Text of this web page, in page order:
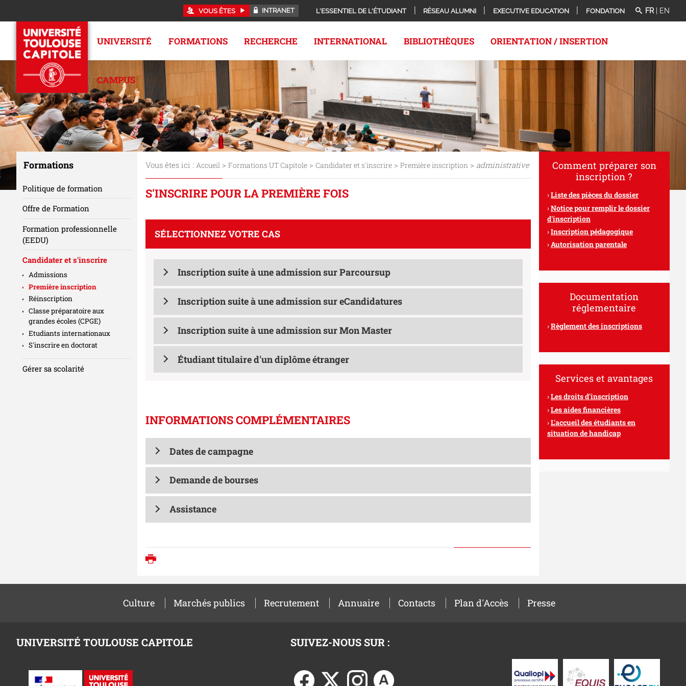
VOUS ÊTES INTRANET L'ESSENTIEL DE L'ÉTUDIANT RÉSEAU ALUMNI EXECUTIVE EDUCATION FONDATION FR EN
UNIVERSITÉ FORMATIONS RECHERCHE INTERNATIONAL BIBLIOTHÈQUES ORIENTATION / INSERTION
CAMPUS
Vous êtes ici : Accueil> Formations UT Capitole> Candidater et s'inscrire> Première inscription> administrative
S'INSCRIRE POUR LA PREMIÈRE FOIS
SÉLECTIONNEZ VOTRE CAS
Inscription suite à une admission sur Parcoursup
Inscription suite à une admission sur eCandidatures
Inscription suite à une admission sur Mon Master
Étudiant titulaire d'un diplôme étranger
INFORMATIONS COMPLÉMENTAIRES
Dates de campagne
Demande de bourses
Assistance
Comment préparer son
inscription ?
Liste des pièces du dossier
Notice pour remplir le dossier
d'inscription
Inscription pédagogique
Autorisation parentale
Documentation
réglementaire
Règlement des inscriptions
Services et avantages
Les droits d'inscription
Les aides financières
L'accueil des étudiants en
situation de handicap
Formations
Politique de formation
Offre de Formation
Formation professionnelle
(EEDU)
Candidater et s'inscrire
Admissions
Première inscription
Réinscription
Classe préparatoire aux
grandes écoles (CPGE)
Etudiants internationaux
S'inscrire en doctorat
Gérer sa scolarité
Culture Marchés publics Recrutement Annuaire Contacts Plan d'Accès Presse
UNIVERSITÉ TOULOUSE CAPITOLE SUIVEZ-NOUS SUR :